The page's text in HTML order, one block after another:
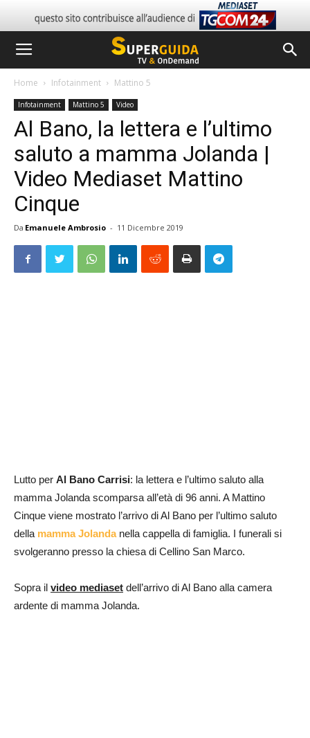
Home Infotainment Mattino 5
Infotainment Mattino 5 Video
Al Bano, la lettera e l’ultimo
saluto a mamma Jolanda |
Video Mediaset Mattino
Cinque
Da Emanuele Ambrosio - 11 Dicembre 2019
Lutto per Al Bano Carrisi: la lettera e l’ultimo saluto alla
mamma Jolanda scomparsa all’età di 96 anni. A Mattino
Cinque viene mostrato l’arrivo di Al Bano per l’ultimo saluto
della mamma Jolandanella cappella di famiglia. I funerali si
svolgeranno presso la chiesa di Cellino San Marco.
Sopra il video mediaset dell’arrivo di Al Bano alla camera
ardente di mamma Jolanda.